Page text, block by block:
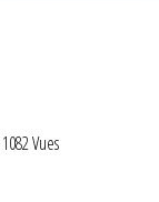
Vues